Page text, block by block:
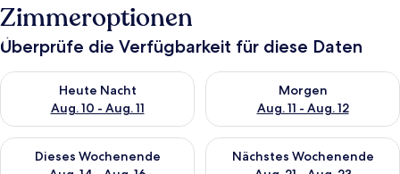
Zimmeroptionen
Überprüfe die Verfügbarkeit für diese Daten
Heute Nacht
Aug. 10 - Aug. 11
Überprüfe die Verfügbarkeit für heute Nacht, Aug. 10 - Aug.
Morgen
Aug. 11 - Aug. 12
Überprüfe die Verfügbarkeit
Dieses Wochenende
Überprüfe die Verfügbarkeit für dieses Wochenende, Aug. 14
Nächstes Wochenende
Überprüfe die Verfügbarkeit